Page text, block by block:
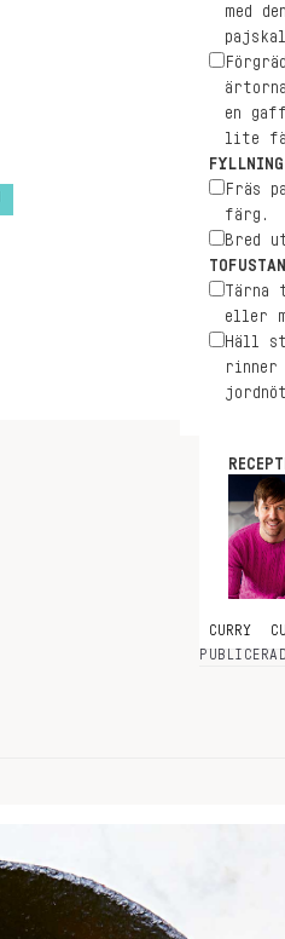
med
en
lite
FYLLNING
Fräs
färg.
Bred
eller
Häll
rinner
CURRY